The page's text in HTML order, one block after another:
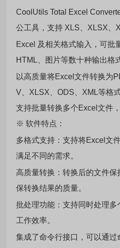
CoolUtils Total Excel
公工具，支持 XLS、XLSX、
Excel 及相关格式输入，可批
HTML、图片等数十种输出格
以高质量将Excel文件转换为
V、XLSX、ODS、XML等格式
支持批量转换多个Excel文件
※ 软件特点：
多格式支持：支持将Excel文
满足不同的需求。
高质量转换：转换后的文件
保转换结果的质量。
批处理功能：支持同时处理
工作效率。
集成了命令行接口，可以通